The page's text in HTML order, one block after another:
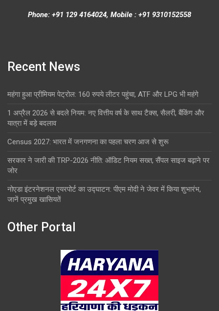
Phone: +91 129 4164024, Mobile : +91 9310152558
Recent News
महंगा हुआ प्रीमियम पेट्रोल: 160 रुपये लीटर पहुंचा, ATF और LPG भी महंगे
1 अप्रैल 2026 से बदले नियम: नए वित्तीय वर्ष के साथ टैक्स, सैलरी, बैंकिंग और
यात्रा में बड़े बदलाव
Census 2027: भारत में जनगणना का पहला चरण आज से शुरू
सरकार ने जारी की TRP-2026 नीति: ऑडिट नियम सख्त, सैंपल साइज बढ़ाने पर
जोर
नोएडा इंटरनेशनल एयरपोर्ट का उद्घाटन: पीएम मोदी ने जेवर में किया शुभारंभ,
जानें प्रमुख खासियतें
Other Portal